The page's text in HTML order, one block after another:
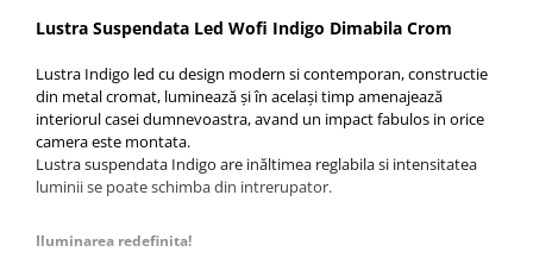
Lustra Suspendata Led Wofi Indigo Dimabila Crom
Lustra Indigo led cu design modern si contemporan, constructie
din metal cromat, luminează și în același timp amenajează
interiorul casei dumnevoastra, avand un impact fabulos in orice
camera este montata.
Lustra suspendata Indigo are inăltimea reglabila si intensitatea
luminii se poate schimba din intrerupator.
Iluminarea redefinita!